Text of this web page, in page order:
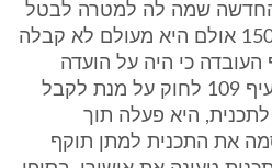
שמה לה למטרה לבטל
את סעיף ח-1 לתכנית כ/150 אולם היא מעולם לא קבלה
כי היה על הועדה
המקומית לפעול על פי סעיף 109 לחוק על מנת לקבל
היא פעלה תוך
את התכנית למתן תוקף